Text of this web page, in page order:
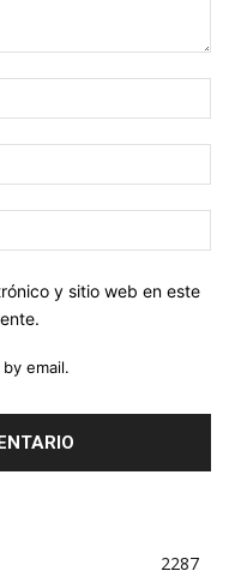
y sitio web en este
email.
2287